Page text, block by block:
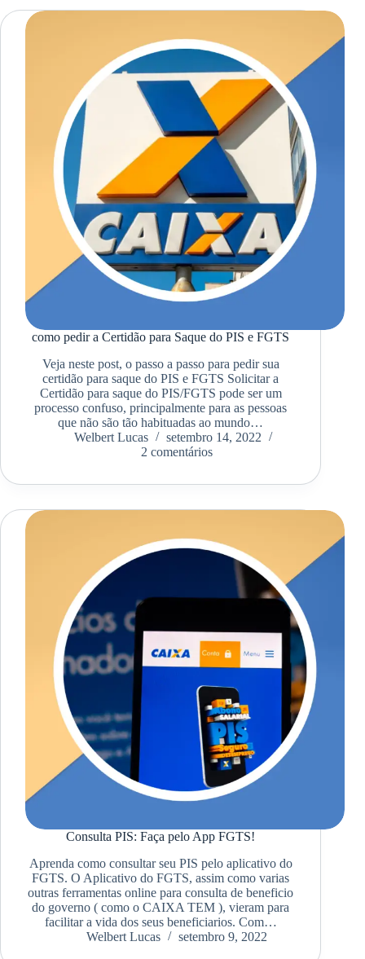
como pedir a Certidão para Saque do PIS e FGTS
Veja neste post, o passo a passo para pedir sua
certidão para saque do PIS e FGTS Solicitar a
Certidão para saque do PIS/FGTS pode ser um
processo confuso, principalmente para as pessoas
que não são tão habituadas ao mundo…
Welbert Lucas
setembro 14, 2022
2 comentários
Consulta PIS: Faça pelo App FGTS!
Aprenda como consultar seu PIS pelo aplicativo do
FGTS. O Aplicativo do FGTS, assim como varias
outras ferramentas online para consulta de beneficio
do governo ( como o CAIXA TEM ), vieram para
facilitar a vida dos seus beneficiarios. Com…
Welbert Lucas
setembro 9, 2022